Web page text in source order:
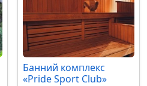
Банний комплекс
«Pride Sport Club»